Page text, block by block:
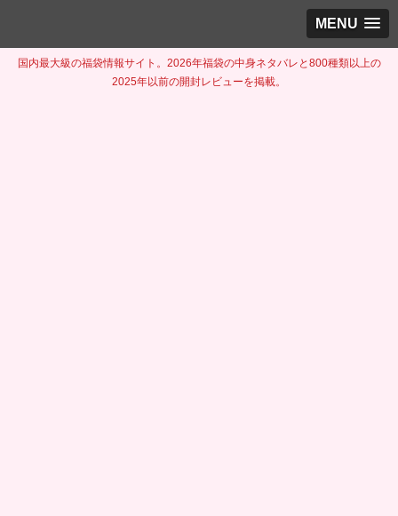
MENU
国内最大級の福袋情報サイト。2026年福袋の中身ネタバレと800種類以上の
2025年以前の開封レビューを掲載。